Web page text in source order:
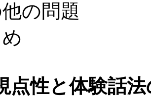
の問題
点性と体験話